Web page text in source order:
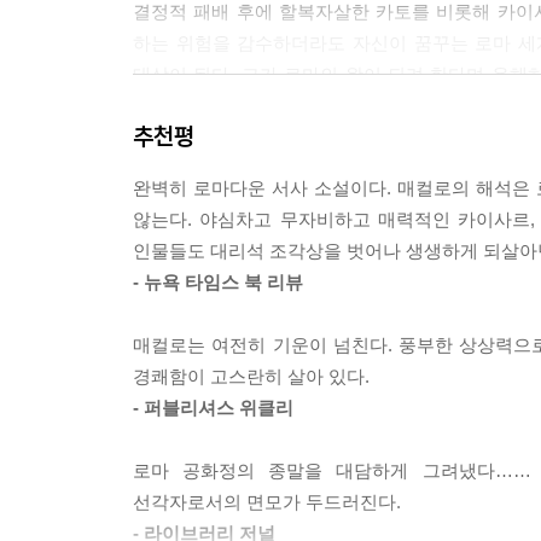
결정적 패배 후에 할복자살한 카토를 비롯해 카
대상이 된다. 그가 로마의 왕이 되려 한다며 음해
덕분에 부와 지위를 얻은 부하들이 그의 곁을 지
‘브루투스, 너마저?’는 잊어라
세르빌리아는 뒤로 기대어 앉았다. 창백한 뺨 위
어이없는 재앙으로부터 브루투스를 구해낼 방법,
세울 방법. 카이사르가 죽은 건 죽은 것이다. 가문
묘사되지만 한편 영리하고 솔직하며 애정에 찬 여
택하고 실행하는 과정도 깊은 인상을 남긴다.
추천평
완벽히 로마다운 서사 소설이다. 매컬로의 해석
않는다. 야심차고 무자비하고 매력적인 카이사
인물들도 대리석 조각상을 벗어나 생생하게 되살
- 뉴욕 타임스 북 리뷰
매컬로는 여전히 기운이 넘친다. 풍부한 상상력
경쾌함이 고스란히 살아 있다.
- 퍼블리셔스 위클리
로마 공화정의 종말을 대담하게 그려냈다……
선각자로서의 면모가 두드러진다.
- 라이브러리 저널